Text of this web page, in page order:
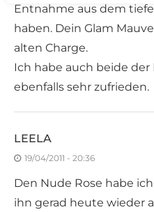
Entnahme aus dem
haben. Dein Glam
alten Charge.
Ich habe auch beide
ebenfalls sehr zufrieden.
LEELA
19/04/2011 - 20:36
Den Nude Rose habe
ihn gerad heute wieder